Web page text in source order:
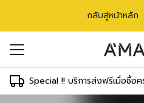
กลับสู่หน้าหลัก
Special !! บริการส่งฟรีเมื่อซื้อ
in the cart.
address*